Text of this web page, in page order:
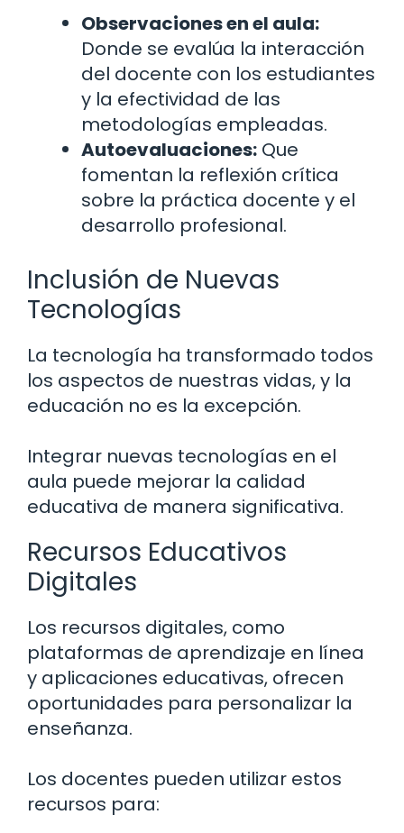
Observaciones en el aula:
Donde se evalúa la interacción
del docente con los estudiantes
y la efectividad de las
metodologías empleadas.
Autoevaluaciones: Que
fomentan la reflexión crítica
sobre la práctica docente y el
desarrollo profesional.
Inclusión de Nuevas
Tecnologías
La tecnología ha transformado todos
los aspectos de nuestras vidas, y la
educación no es la excepción.
Integrar nuevas tecnologías en el
aula puede mejorar la calidad
educativa de manera significativa.
Recursos Educativos
Digitales
Los recursos digitales, como
plataformas de aprendizaje en línea
y aplicaciones educativas, ofrecen
oportunidades para personalizar la
enseñanza.
Los docentes pueden utilizar estos
recursos para: